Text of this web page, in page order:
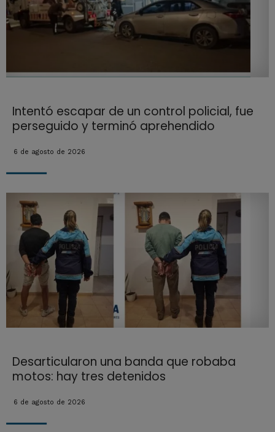
Intentó escapar de un control policial, fue
perseguido y terminó aprehendido
6 de agosto de 2026
Desarticularon una banda que robaba
motos: hay tres detenidos
6 de agosto de 2026